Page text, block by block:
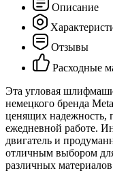
Описание
Отзывы
Расходные
Эта угловая
немецкого бренда
ценящих надежность,
ежедневной работе.
двигатель и
отличным выбором
различных